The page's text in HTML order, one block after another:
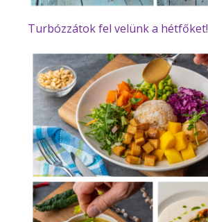
Turbózzátok fel velünk a hétfőket!